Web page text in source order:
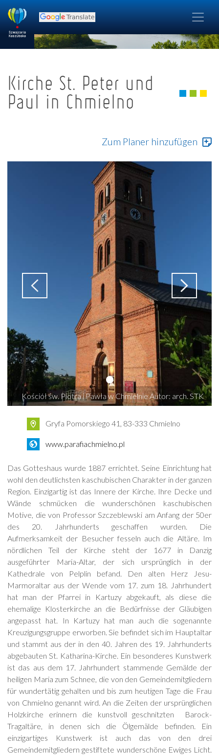
Kirche St. Peter und
Paul in Chmielno
Zum Planer hinzufügen
Kościół św. Piotra i Pawła w Chmielnie Autor: arch. STK
Gryfa Pomorskiego 41, 83-333 Chmielno
www.parafiachmielno.pl
Das Gotteshaus wurde 1887 errichtet. Seine Einrichtung hat
wohl den deutlichsten kaschubischen Charakter in der ganzen
Region. Einzigartig ist das Innere der Kirche. Ihre Decke und
Wände schmücken die wunderschönen kaschubischen
Motive, die von Professor Szczeblewski am Anfang der 50er
des 20. Jahrhunderts geschaffen wurden. Die
Aufmerksamkeit der Besucher fesseln auch die Altäre. Im
nördlichen Teil der Kirche steht der 1677 in Danzig
ausgeführter Maria-Altar, der sich ursprünglich in der
Kathedrale von Pelplin befand. Den alten Herz Jesu-
Marmoraltar aus der Wende vom 17. zum 18. Jahrhundert
hat man der Pfarrei in Kartuzy abgekauft, als diese die
ehemalige Klosterkirche an die Bedürfnisse der Gläubigen
angepasst hat. In Kartuzy hat man auch die sogenannte
Kreuzigungsgruppe erworben. Sie befindet sich im Hauptaltar
und stammt aus der in den 40. Jahren des 19. Jahrhunderts
abgebauten St. Katharina-Kirche. Ein besonderes Kunstwerk
ist das aus dem 17. Jahrhundert stammende Gemälde der
heiligen Maria zum Schnee, die von den Gemeindemitgliedern
für wundertätig gehalten und bis zum heutigen Tage die Frau
von Chmielno genannt wird. An die Zeiten der ursprünglichen
Holzkirche erinnern die kunstvoll geschnitzten Barock-
Tragaltäre, in denen sich die Ölgemälde befinden. Ein
einzigartiges Kunstwerk ist auch das von den drei
Gemeindemitgliedern gestiftete wunderschöne Ewiges Licht.